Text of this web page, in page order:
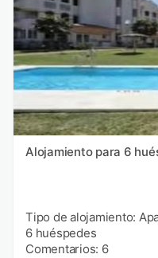
Alojamiento para 6
Tipo de alojamiento:
6 huéspedes
Comentarios: 6